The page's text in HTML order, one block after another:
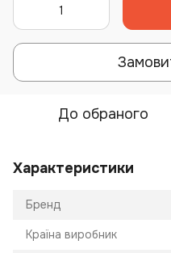
До обраного
Характеристики
Бренд
Країна виробник